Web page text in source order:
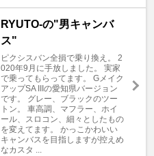
RYUTO-の"男キャンバ
ス"
ピクシスバン全損で乗り換え。 2
020年9月に手放しました。 実家
で乗ってもらってます。 Gメイク
アップSA IIIの愛知県バージョン
です。 グレー、ブラックのツー
トン。 車高調、マフラー、ホイ
ール、スロコン、細々としたもの
を変えてます。 かっこかわいい
キャンバスを目指しますが控えめ
なカスタ ...